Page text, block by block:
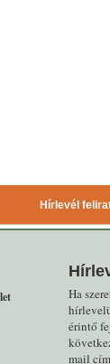
Hírlevél
Ha
hírlevelünkre,
érintő
mail